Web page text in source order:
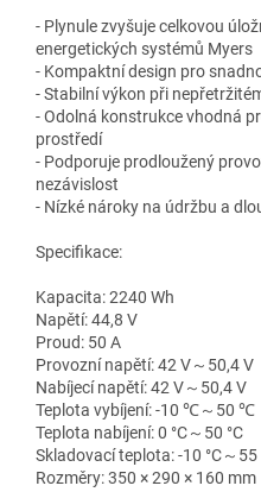
- Plynule zvyšuje celkovou
energetických systémů Myers
- Kompaktní design pro
- Stabilní výkon při
- Odolná konstrukce vhodná
prostředí
- Podporuje prodloužený
nezávislost
- Nízké nároky na údržbu a
Specifikace:
Kapacita: 2240 Wh
Napětí: 44,8 V
Proud: 50 A
Provozní napětí: 42 V～50,4 V
Nabíjecí napětí: 42 V～50,4 V
Teplota vybíjení: -10 ℃～50 ℃
Teplota nabíjení: 0 °C～50 °C
Skladovací teplota: -10 °C～55
Rozměry: 350 × 290 × 160 mm